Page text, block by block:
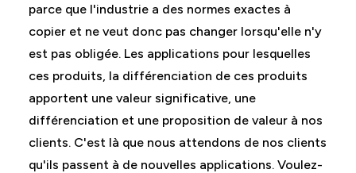
parce que l'industrie a des normes exactes à
copier et ne veut donc pas changer lorsqu'elle n'y
est pas obligée. Les applications pour lesquelles
ces produits, la différenciation de ces produits
apportent une valeur significative, une
différenciation et une proposition de valeur à nos
clients. C'est là que nous attendons de nos clients
qu'ils passent à de nouvelles applications. Voulez-